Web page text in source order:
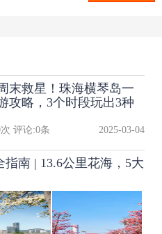
末救星！珠海横琴岛一
攻略，3个时段玩出3种
次 评论:0条 2025-03-04
南 | 13.6公里花海，5大